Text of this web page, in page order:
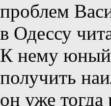
проблем
в Одессу
К нему юный
получить
он уже